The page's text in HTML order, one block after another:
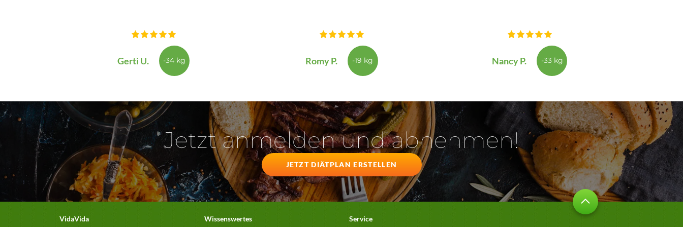
Gerti U. -34 kg Romy P. -19 kg Nancy P. -33 kg
Jetzt anmelden und abnehmen!
JETZT DIÄTPLAN ERSTELLEN
VidaVida Wissenswertes Service